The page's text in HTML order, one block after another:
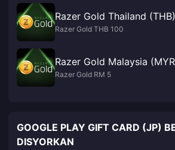
Razer Gold Thailand (THB)
Razer Gold THB 100
Razer Gold Malaysia
Razer Gold RM 5
GOOGLE PLAY GIFT CARD (JP)
DISYORKAN